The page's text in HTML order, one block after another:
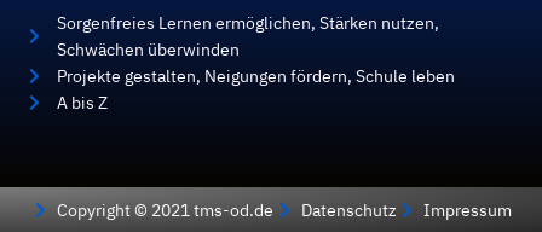
Sorgenfreies Lernen ermöglichen, Stärken nutzen,
Schwächen überwinden
Projekte gestalten, Neigungen fördern, Schule leben
A bis Z
Copyright © 2021 tms-od.de Datenschutz Impressum